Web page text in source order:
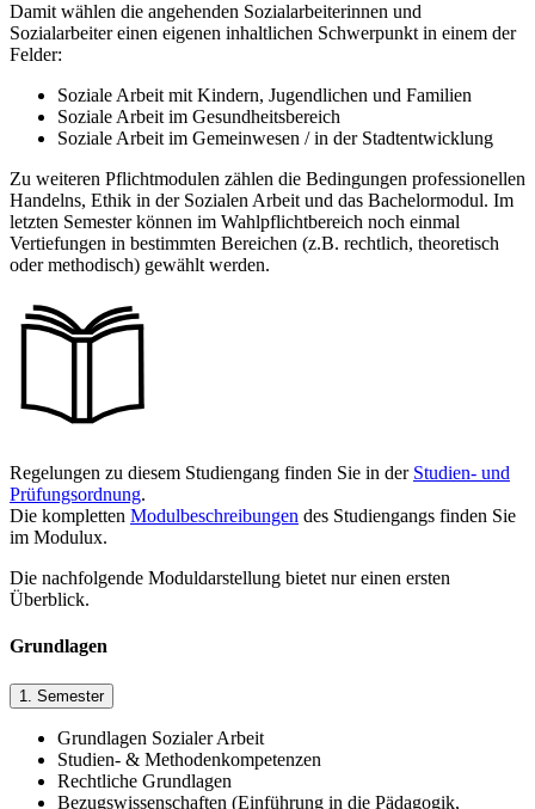
Damit wählen die angehenden Sozialarbeiterinnen und
Sozialarbeiter einen eigenen inhaltlichen Schwerpunkt in einem der
Felder:
Soziale Arbeit mit Kindern, Jugendlichen und Familien
Soziale Arbeit im Gesundheitsbereich
Soziale Arbeit im Gemeinwesen / in der Stadtentwicklung
Zu weiteren Pflichtmodulen zählen die Bedingungen professionellen
Handelns, Ethik in der Sozialen Arbeit und das Bachelormodul. Im
letzten Semester können im Wahlpflichtbereich noch einmal
Vertiefungen in bestimmten Bereichen (z.B. rechtlich, theoretisch
oder methodisch) gewählt werden.
Regelungen zu diesem Studiengang finden Sie in der Studien- und
Prüfungsordnung.
Die kompletten Modulbeschreibungen des Studiengangs finden Sie
im Modulux.
Die nachfolgende Moduldarstellung bietet nur einen ersten
Überblick.
Grundlagen
1. Semester
Grundlagen Sozialer Arbeit
Studien- & Methodenkompetenzen
Rechtliche Grundlagen
Bezugswissenschaften (Einführung in die Pädagogik,